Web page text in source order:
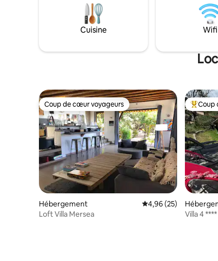
équipée, salle de bain, dressing,
buanderie équipée, un wc.Ménage inclu.
Linge de lits et de toilette fournis
de l’île.
Cuisine Wifi
Coup de cœur voyageurs
Coup de cœur voyageurs
Hébergement Évaluation moyenne
4,96 (25)
Loft Villa Mersea
Coups
Coup
Villa 4